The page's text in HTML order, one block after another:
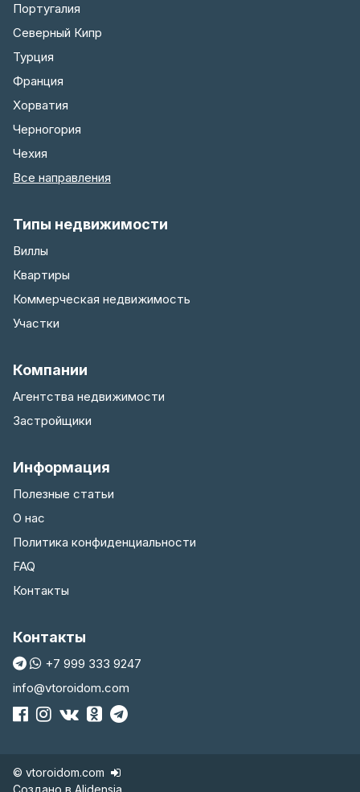
Португалия
Северный Кипр
Турция
Франция
Хорватия
Черногория
Чехия
Все направления
Типы недвижимости
Виллы
Квартиры
Коммерческая недвижимость
Участки
Компании
Агентства недвижимости
Застройщики
Информация
Полезные статьи
О нас
Политика конфиденциальности
FAQ
Контакты
Контакты
+7 999 333 9247
info@vtoroidom.com
© vtoroidom.com
Создано в Alidensia